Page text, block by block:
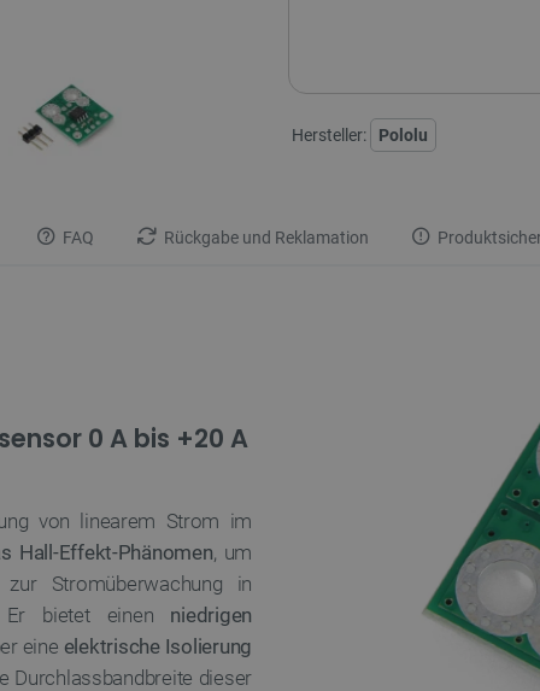
Hersteller: Pololu
FAQ Rückgabe und Reklamation
0 A bis +20 A
von linearem Strom im
Hall-Effekt-Phänomen, um
Stromüberwachung in
Er bietet einen niedrigen
eine elektrische Isolierung
Durchlassbandbreite dieser